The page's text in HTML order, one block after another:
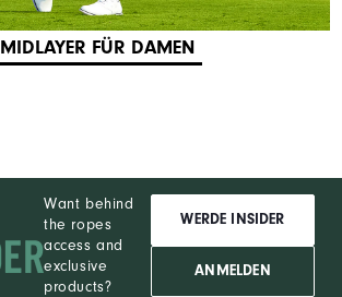
MIDLAYER FÜR DAMEN
Want behind
the ropes
access and
exclusive
products?
WERDE INSIDER
ANMELDEN